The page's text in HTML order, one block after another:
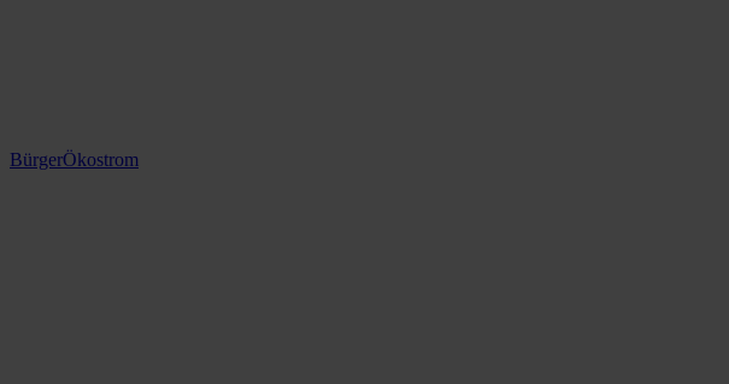
BürgerÖkostrom